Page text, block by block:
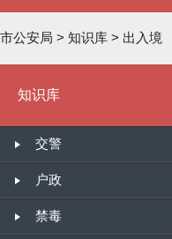
市公安局 > 知识库 > 出入境
知识库
交警
户政
禁毒